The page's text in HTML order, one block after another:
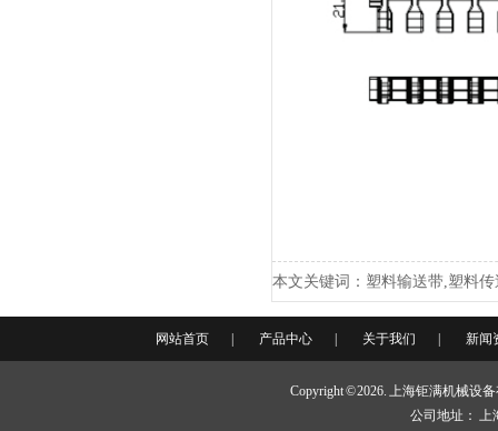
本文关键词：塑料输送带,塑料
网站首页 产品中心 关于我们 新闻
Copyright © 2026. 上海钜满机械设
公司地址： 上